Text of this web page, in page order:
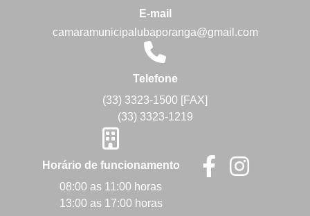
E-mail
camaramunicipalubaporanga@gmail.com
Telefone
(33) 3323-1500 [FAX]
(33) 3323-1219
Horário de funcionamento
08:00 as 11:00 horas
13:00 as 17:00 horas